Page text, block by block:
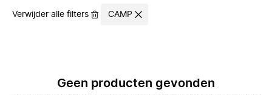
Verwijder alle filters CAMP
Geen producten gevonden